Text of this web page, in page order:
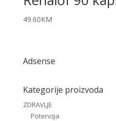
49.60KM
Adsense
Kategorije proizvoda
ZDRAVLJE
Potencija